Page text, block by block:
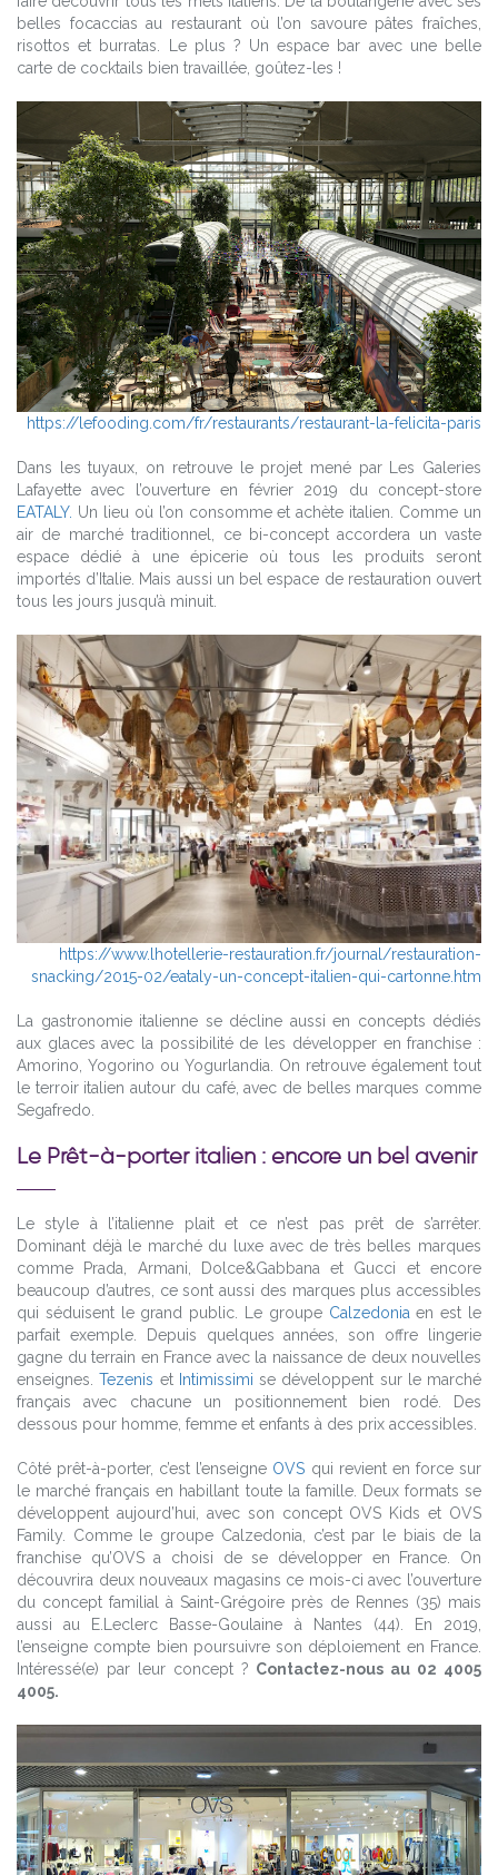
belles focaccias au restaurant où l’on savoure pâtes fraîches,
risottos et burratas. Le plus ? Un espace bar avec une belle
carte de cocktails bien travaillée, goûtez-les !
https://lefooding.com/fr/restaurants/restaurant-la-felicita-paris
Dans les tuyaux, on retrouve le projet mené par Les Galeries
Lafayette avec l’ouverture en février 2019 du concept-store
EATALY. Un lieu où l’on consomme et achète italien. Comme un
air de marché traditionnel, ce bi-concept accordera un vaste
espace dédié à une épicerie où tous les produits seront
importés d’Italie. Mais aussi un bel espace de restauration ouvert
tous les jours jusqu’à minuit.
https://www.lhotellerie-restauration.fr/journal/restauration-
snacking/2015-02/eataly-un-concept-italien-qui-cartonne.htm
La gastronomie italienne se décline aussi en concepts dédiés
aux glaces avec la possibilité de les développer en franchise :
Amorino, Yogorino ou Yogurlandia. On retrouve également tout
le terroir italien autour du café, avec de belles marques comme
Segafredo.
Le Prêt-à-porter italien : encore un bel avenir
Le style à l’italienne plait et ce n’est pas prêt de s’arrêter.
Dominant déjà le marché du luxe avec de très belles marques
comme Prada, Armani, Dolce&Gabbana et Gucci et encore
beaucoup d’autres, ce sont aussi des marques plus accessibles
qui séduisent le grand public. Le groupe Calzedoniaen est le
parfait exemple. Depuis quelques années, son offre lingerie
gagne du terrain en France avec la naissance de deux nouvelles
enseignes.Tezenis et Intimissimi se développent sur le marché
français avec chacune un positionnement bien rodé. Des
dessous pour homme, femme et enfants à des prix accessibles.
Côté prêt-à-porter, c’est l’enseigne OVS qui revient en force sur
le marché français en habillant toute la famille. Deux formats se
développent aujourd’hui, avec son concept OVS Kids et OVS
Family. Comme le groupe Calzedonia, c’est par le biais de la
franchise qu’OVS a choisi de se développer en France. On
découvrira deux nouveaux magasins ce mois-ci avec l’ouverture
du concept familial à Saint-Grégoire près de Rennes (35) mais
aussi au E.Leclerc Basse-Goulaine à Nantes (44). En 2019,
l’enseigne compte bien poursuivre son déploiement en France.
Intéressé(e) par leur concept ? Contactez-nous au 02 4005
4005.